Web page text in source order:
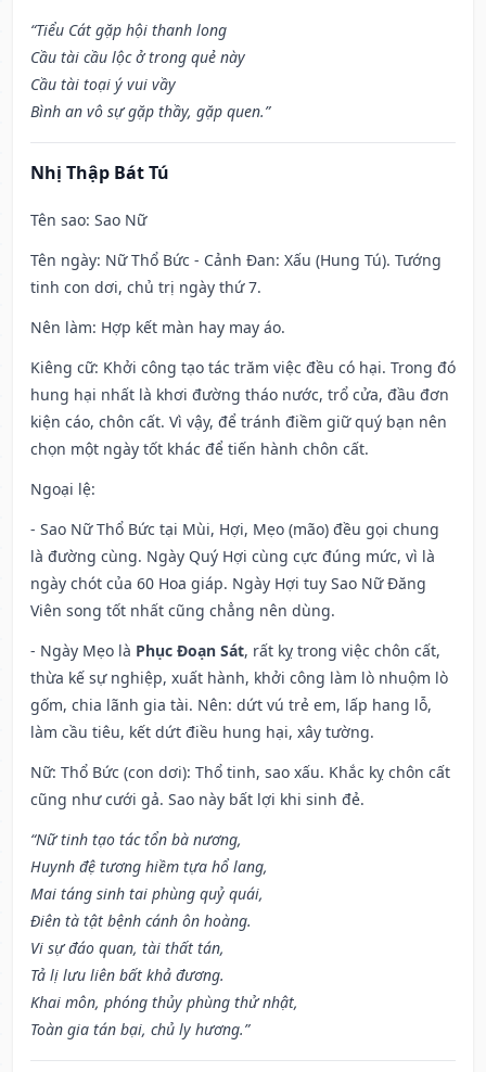
“Tiểu Cát gặp hội thanh long
Cầu tài cầu lộc ở trong quẻ này
Cầu tài toại ý vui vầy
Bình an vô sự gặp thầy, gặp quen.”
Nhị Thập Bát Tú
Tên sao: Sao Nữ
Tên ngày: Nữ Thổ Bức - Cảnh Đan: Xấu (Hung Tú). Tướng
tinh con dơi, chủ trị ngày thứ 7.
Nên làm: Hợp kết màn hay may áo.
Kiêng cữ: Khởi công tạo tác trăm việc đều có hại. Trong đó
hung hại nhất là khơi đường tháo nước, trổ cửa, đầu đơn
kiện cáo, chôn cất. Vì vậy, để tránh điềm giữ quý bạn nên
chọn một ngày tốt khác để tiến hành chôn cất.
Ngoại lệ:
- Sao Nữ Thổ Bức tại Mùi, Hợi, Mẹo (mão) đều gọi chung
là đường cùng. Ngày Quý Hợi cùng cực đúng mức, vì là
ngày chót của 60 Hoa giáp. Ngày Hợi tuy Sao Nữ Đăng
Viên song tốt nhất cũng chẳng nên dùng.
- Ngày Mẹo là Phục Đoạn Sát, rất kỵ trong việc chôn cất,
thừa kế sự nghiệp, xuất hành, khởi công làm lò nhuộm lò
gốm, chia lãnh gia tài. Nên: dứt vú trẻ em, lấp hang lỗ,
làm cầu tiêu, kết dứt điều hung hại, xây tường.
Nữ: Thổ Bức (con dơi): Thổ tinh, sao xấu. Khắc kỵ chôn cất
cũng như cưới gả. Sao này bất lợi khi sinh đẻ.
“Nữ tinh tạo tác tổn bà nương,
Huynh đệ tương hiềm tựa hổ lang,
Mai táng sinh tai phùng quỷ quái,
Điên tà tật bệnh cánh ôn hoàng.
Vi sự đáo quan, tài thất tán,
Tả lị lưu liên bất khả đương.
Khai môn, phóng thủy phùng thử nhật,
Toàn gia tán bại, chủ ly hương.”